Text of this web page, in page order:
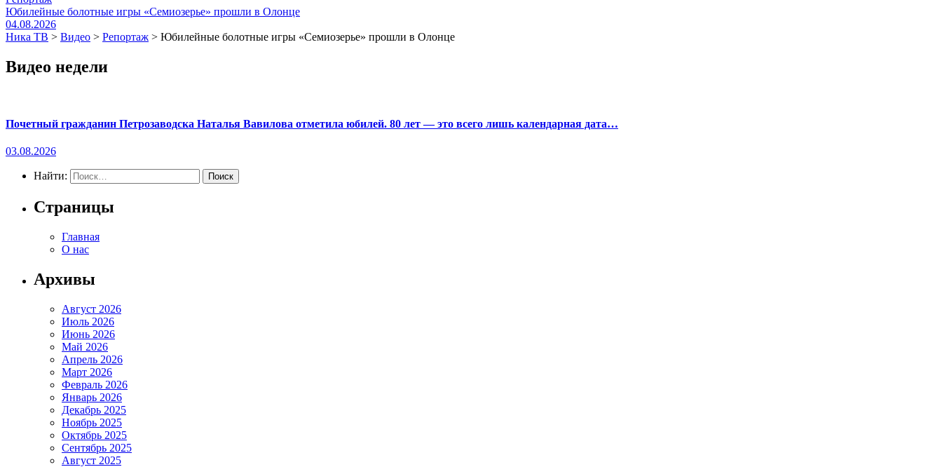
Юбилейные болотные игры «Семиозерье» прошли в Олонце
04.08.2026
Ника ТВ > Видео > Репортаж > Юбилейные болотные игры «Семиозерье» прошли в Олонце
Видео недели
Почетный гражданин Петрозаводска Наталья Вавилова отметила юбилей. 80 лет — это всего лишь календарная дата…
03.08.2026
Найти:
Страницы
Главная
О нас
Архивы
Август 2026
Июль 2026
Июнь 2026
Май 2026
Апрель 2026
Март 2026
Февраль 2026
Январь 2026
Декабрь 2025
Ноябрь 2025
Октябрь 2025
Сентябрь 2025
Август 2025